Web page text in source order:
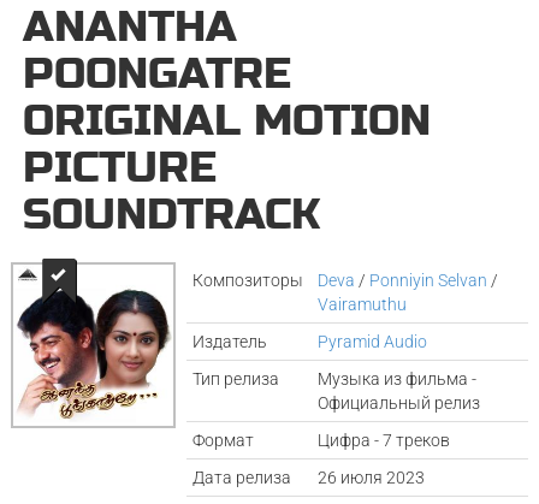
ANANTHA
POONGATRE
ORIGINAL MOTION
PICTURE
SOUNDTRACK
Композиторы Deva / Ponniyin Selvan /
Vairamuthu
Издатель
Pyramid Audio
Тип релиза
Музыка из фильма -
Официальный релиз
Формат
Цифра - 7 треков
Дата релиза
26 июля 2023